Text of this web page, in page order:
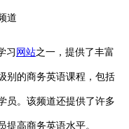
道
习 网站之一，提供了丰富
别的商务英语课程，包括
员。该频道还提供了许多
高商务英语水平。